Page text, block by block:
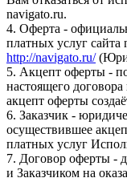
navigato.ru.
4. Оферта -
платных услуг
http://navigato.ru/
5. Акцепт оферты -
настоящего
акцепт оферты
6. Заказчик -
осуществившее
платных услуг
7. Договор оферты -
и Заказчиком на